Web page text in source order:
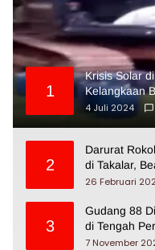
1
Krisis Solar
Kelangkaan
4 Juli 2024
2
Darurat
di Takalar,
26 Februari
3
Gudang 88
di Tengah
7 November